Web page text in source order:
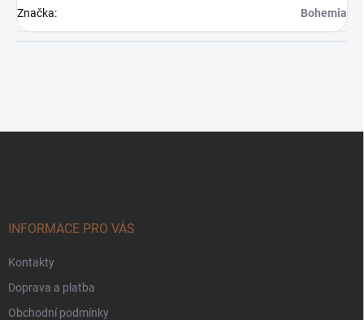
Značka: Bohemia
INFORMACE PRO VÁS
Kontakty
Doprava a platba
Obchodní podmínky